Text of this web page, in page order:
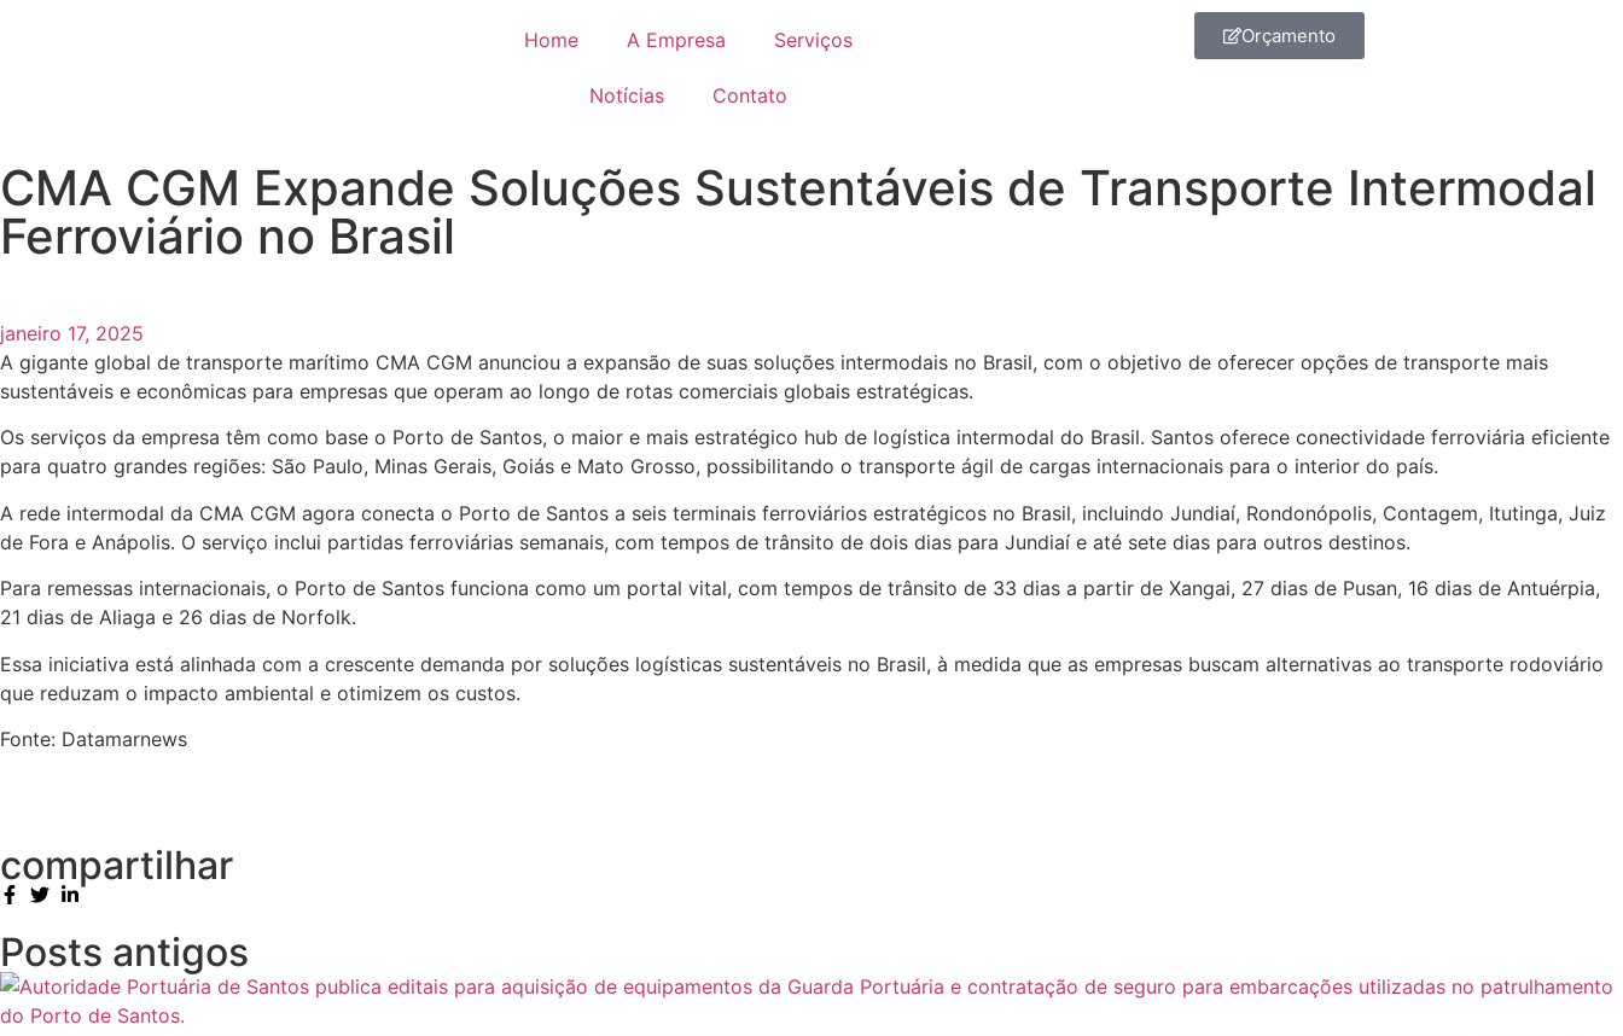
Home A Empresa Serviços
Notícias Contato
Orçamento
CMA CGM Expande Soluções Sustentáveis de Transporte Intermodal
Ferroviário no Brasil
janeiro 17, 2025
A gigante global de transporte marítimo CMA CGM anunciou a expansão de suas soluções intermodais no Brasil, com o objetivo de oferecer opções de transporte mais
sustentáveis e econômicas para empresas que operam ao longo de rotas comerciais globais estratégicas.
Os serviços da empresa têm como base o Porto de Santos, o maior e mais estratégico hub de logística intermodal do Brasil. Santos oferece conectividade ferroviária eficiente
para quatro grandes regiões: São Paulo, Minas Gerais, Goiás e Mato Grosso, possibilitando o transporte ágil de cargas internacionais para o interior do país.
A rede intermodal da CMA CGM agora conecta o Porto de Santos a seis terminais ferroviários estratégicos no Brasil, incluindo Jundiaí, Rondonópolis, Contagem, Itutinga, Juiz
de Fora e Anápolis. O serviço inclui partidas ferroviárias semanais, com tempos de trânsito de dois dias para Jundiaí e até sete dias para outros destinos.
Para remessas internacionais, o Porto de Santos funciona como um portal vital, com tempos de trânsito de 33 dias a partir de Xangai, 27 dias de Pusan, 16 dias de Antuérpia,
21 dias de Aliaga e 26 dias de Norfolk.
Essa iniciativa está alinhada com a crescente demanda por soluções logísticas sustentáveis no Brasil, à medida que as empresas buscam alternativas ao transporte rodoviário
que reduzam o impacto ambiental e otimizem os custos.
Fonte: Datamarnews
compartilhar
Posts antigos